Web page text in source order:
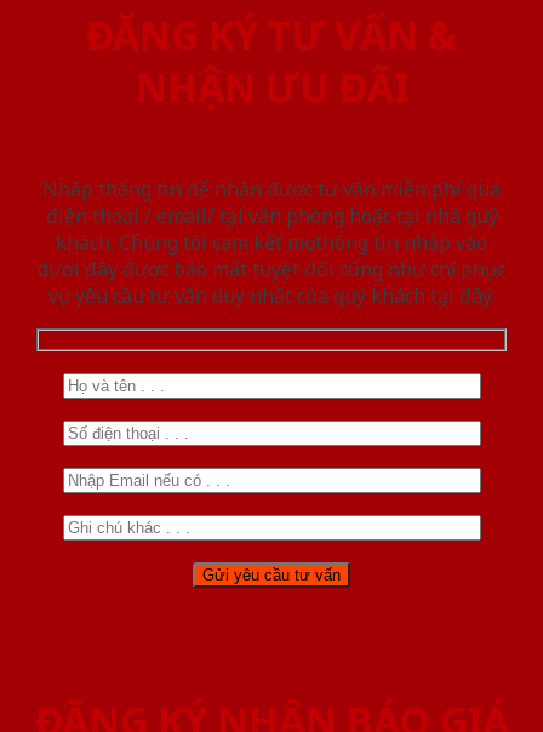
ĐĂNG KÝ TƯ VẤN &
NHẬN ƯU ĐÃI
Nhập thông tin để nhận được tư vấn miễn phí qua
điện thoại / email/ tại văn phòng hoặc tại nhà quý
khách. Chúng tôi cam kết mọi thông tin nhập vào
dưới đây được bảo mật tuyệt đối cũng như chỉ phục
vụ yêu cầu tư vấn duy nhất của quý khách tại đây.
ĐĂNG KÝ NHẬN BÁO GIÁ